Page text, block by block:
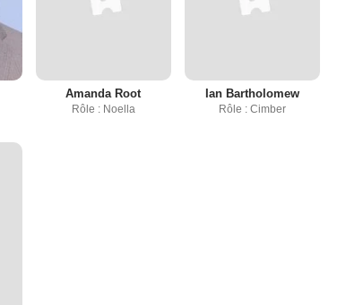
Amanda Root
Rôle : Noella
Ian Bartholomew
Rôle : Cimber